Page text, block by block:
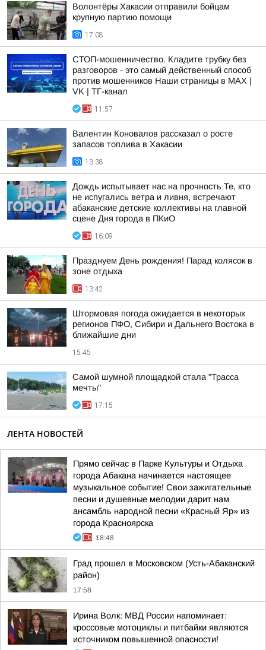
Волонтёры Хакасии отправили бойцам
крупную партию помощи
17:08
СТОП-мошенничество. Кладите трубку без
разговоров - это самый действенный способ
против мошенников Наши страницы в MAX |
VK | ТГ-канал
11:57
Валентин Коновалов рассказал о росте
запасов топлива в Хакасии
13:38
Дождь испытывает нас на прочность Те, кто
не испугались ветра и ливня, встречают
абаканские детские коллективы на главной
сцене Дня города в ПКиО
16:09
Празднуем День рождения! Парад колясок в
зоне отдыха
13:42
Штормовая погода ожидается в некоторых
регионов ПФО, Сибири и Дальнего Востока в
ближайшие дни
15:45
Самой шумной площадкой стала "Трасса
мечты"
17:15
ЛЕНТА НОВОСТЕЙ
Прямо сейчас в Парке Культуры и Отдыха
города Абакана начинается настоящее
музыкальное событие! Свои зажигательные
песни и душевные мелодии дарит нам
ансамбль народной песни «Красный Яр» из
города Красноярска
18:48
Град прошел в Московском (Усть-Абаканский
район)
17:58
Ирина Волк: МВД России напоминает:
кроссовые мотоциклы и питбайки являются
источником повышенной опасности!